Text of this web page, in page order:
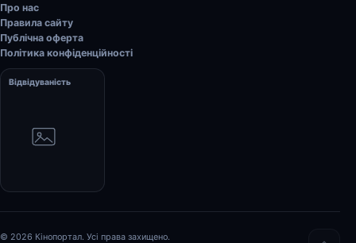
Про нас
Правила сайту
Публічна оферта
Політика конфіденційності
Відвідуваність
© 2026 Кінопортал. Усі права захищено.